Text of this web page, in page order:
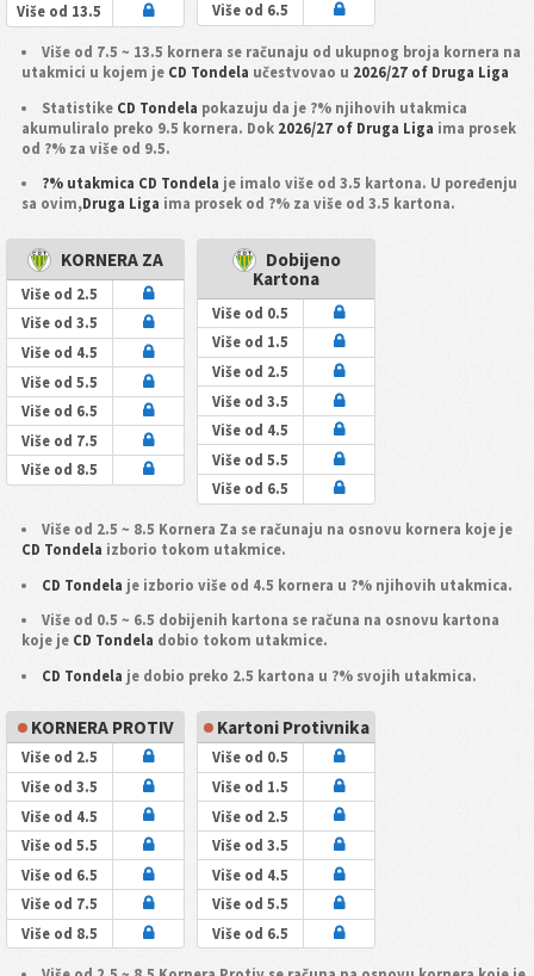
Više od 13.5
Više od 6.5
Više od 7.5 ~ 13.5 kornera se računaju od ukupnog broja kornera na
utakmici u kojem je CD Tondela učestvovao u 2026/27 of Druga Liga
Statistike CD Tondela pokazuju da je ?% njihovih utakmica
akumuliralo preko 9.5 kornera. Dok 2026/27 of Druga Liga ima prosek
od ?% za više od 9.5.
?% utakmica CD Tondela je imalo više od 3.5 kartona. U poređenju
sa ovim,Druga Liga ima prosek od ?% za više od 3.5 kartona.
KORNERA ZA
Više od 2.5
Više od 3.5
Više od 4.5
Više od 5.5
Više od 6.5
Više od 7.5
Više od 8.5
Dobijeno
Kartona
Više od 0.5
Više od 1.5
Više od 2.5
Više od 3.5
Više od 4.5
Više od 5.5
Više od 6.5
Više od 2.5 ~ 8.5 Kornera Za se računaju na osnovu kornera koje je
CD Tondela izborio tokom utakmice.
CD Tondela je izborio više od 4.5 kornera u ?% njihovih utakmica.
Više od 0.5 ~ 6.5 dobijenih kartona se računa na osnovu kartona
koje je CD Tondela dobio tokom utakmice.
CD Tondela je dobio preko 2.5 kartona u ?% svojih utakmica.
KORNERA PROTIV
Više od 2.5
Više od 3.5
Više od 4.5
Više od 5.5
Više od 6.5
Više od 7.5
Više od 8.5
Kartoni Protivnika
Više od 0.5
Više od 1.5
Više od 2.5
Više od 3.5
Više od 4.5
Više od 5.5
Više od 6.5